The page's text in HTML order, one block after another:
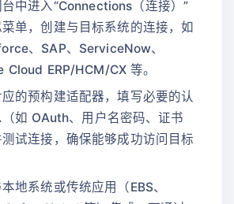
中进入“Connections（连接）”
单，创建与目标系统的连接，如
、SAP、ServiceNow、
Cloud ERP/HCM/CX 等。
的预构建适配器，填写必要的认
如 OAuth、用户名密码、证书
试连接，确保能够成功访问目标
地系统或传统应用（EBS、